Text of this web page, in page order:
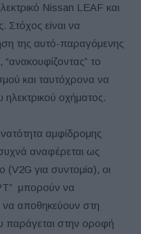
Nissan LEAF και
Στόχος είναι να
της αυτό-παραγόμενης
“ανακουφίζοντας” το
και ταυτόχρονα να
ηλεκτρικού οχήματος.
αμφίδρομης
αναφέρεται ως
(V2G για συντομία), οι
μπορούν να
να αποθηκεύουν στη
παράγεται στην οροφή